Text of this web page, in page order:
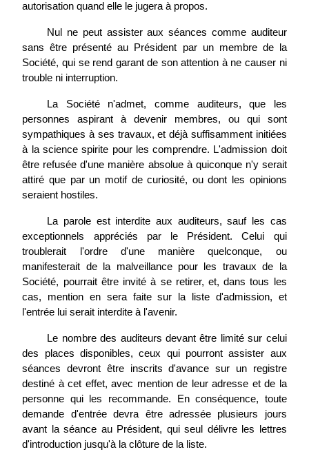
autorisation quand elle le jugera à propos.
Nul ne peut assister aux séances comme auditeur
sans être présenté au Président par un membre de la
Société, qui se rend garant de son attention à ne causer ni
trouble ni interruption.
La Société n'admet, comme auditeurs, que les
personnes aspirant à devenir membres, ou qui sont
sympathiques à ses travaux, et déjà suffisamment initiées
à la science spirite pour les comprendre. L'admission doit
être refusée d'une manière absolue à quiconque n'y serait
attiré que par un motif de curiosité, ou dont les opinions
seraient hostiles.
La parole est interdite aux auditeurs, sauf les cas
exceptionnels appréciés par le Président. Celui qui
troublerait l'ordre d'une manière quelconque, ou
manifesterait de la malveillance pour les travaux de la
Société, pourrait être invité à se retirer, et, dans tous les
cas, mention en sera faite sur la liste d'admission, et
l'entrée lui serait interdite à l'avenir.
Le nombre des auditeurs devant être limité sur celui
des places disponibles, ceux qui pourront assister aux
séances devront être inscrits d'avance sur un registre
destiné à cet effet, avec mention de leur adresse et de la
personne qui les recommande. En conséquence, toute
demande d'entrée devra être adressée plusieurs jours
avant la séance au Président, qui seul délivre les lettres
d'introduction jusqu'à la clôture de la liste.